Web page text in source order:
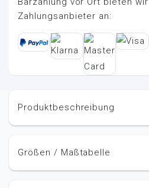
Zahlungsanbieter an:
Produktbeschreibung
Größen / Maßtabelle